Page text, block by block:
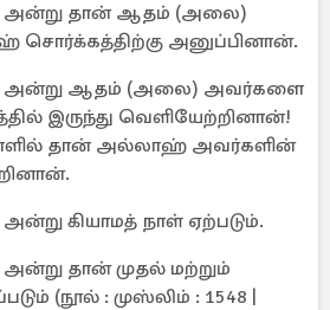
அன்று தான் ஆதம் (அலை)
அனுப்பினான்.
அன்று ஆதம் (அலை) அவர்களை
இருந்து வெளியேற்றினான்!
தான் அல்லாஹ் அவர்களின்
கியாமத் நாள் ஏற்படும்.
தான் முதல் மற்றும்
(நூல் : முஸ்லிம் : 1548 |